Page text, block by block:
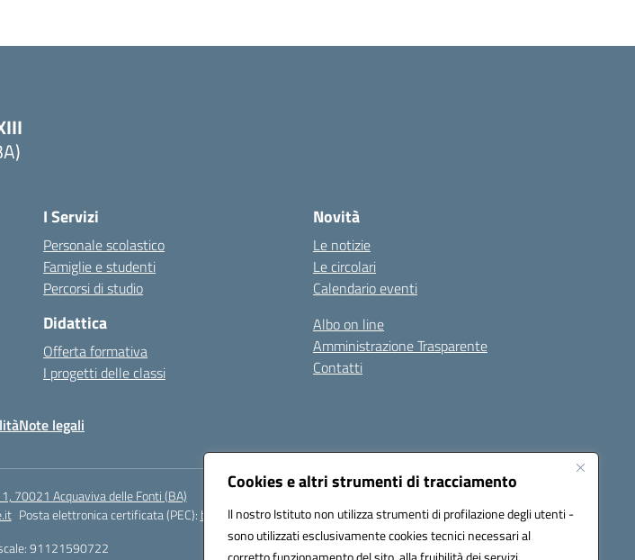
Cookies e altri strumenti di tracciamento
Il nostro Istituto non utilizza strumenti di profilazione degli utenti -
sono utilizzati esclusivamente cookies tecnici necessari al
I Servizi
Personale scolastico
Famiglie e studenti
Percorsi di studio
Didattica
Offerta formativa
I progetti delle classi
Novità
Le notizie
Le circolari
Calendario eventi
Albo on line
Amministrazione Trasparente
Contatti
Note legali
70021 Acquaviva delle Fonti (BA)
Posta elettronica certificata (PEC): baic89400e@pec.istruzione.it
91121590722